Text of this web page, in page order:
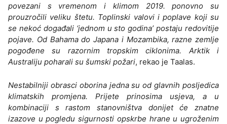
povezani s vremenom i klimom 2019. ponovno su
prouzročili veliku štetu. Toplinski valovi i poplave koji su
se nekoć događali ‘jednom u sto godina’ postaju redovitije
pojave. Od Bahama do Japana i Mozambika, razne zemlje
pogođene su razornim tropskim ciklonima. Arktik i
Australiju poharali su šumski požari, rekao je Taalas.
Nestabilniji obrasci oborina jedna su od glavnih posljedica
klimatskih promjena. Prijete prinosima usjeva, a u
kombinaciji s rastom stanovništva donijet će znatne
izazove u pogledu sigurnosti opskrbe hrane u ugroženim